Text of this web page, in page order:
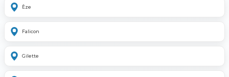
Èze
Falicon
Gilette